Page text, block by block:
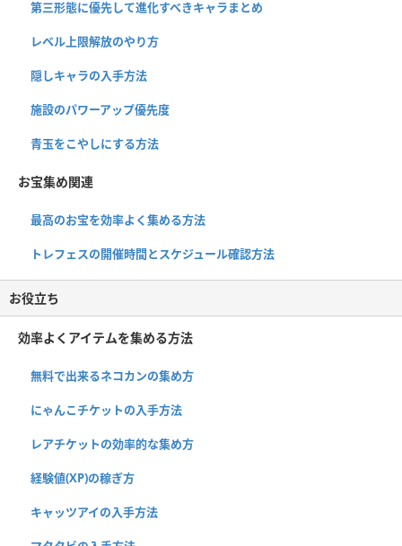
第三形態に優先して進化すべきキャラまとめ
レベル上限解放のやり方
隠しキャラの入手方法
施設のパワーアップ優先度
青玉をこやしにする方法
お宝集め関連
最高のお宝を効率よく集める方法
トレフェスの開催時間とスケジュール確認方法
お役立ち
効率よくアイテムを集める方法
無料で出来るネコカンの集め方
にゃんこチケットの入手方法
レアチケットの効率的な集め方
経験値(XP)の稼ぎ方
キャッツアイの入手方法